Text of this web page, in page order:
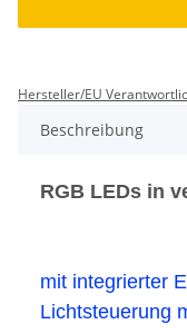
Hersteller/EU
Beschreibung
RGB LEDs in
mit integrierter
Lichtsteuerung